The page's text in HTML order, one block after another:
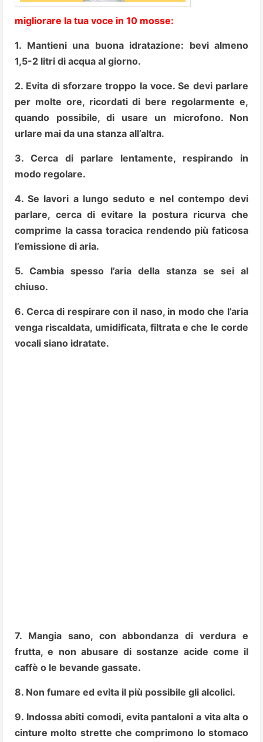
migliorare la tua voce in 10 mosse:
1. Mantieni una buona idratazione: bevi almeno
1,5-2 litri di acqua al giorno.
2. Evita di sforzare troppo la voce. Se devi parlare
per molte ore, ricordati di bere regolarmente e,
quando possibile, di usare un microfono. Non
urlare mai da una stanza all’altra.
3. Cerca di parlare lentamente, respirando in
modo regolare.
4. Se lavori a lungo seduto e nel contempo devi
parlare, cerca di evitare la postura ricurva che
comprime la cassa toracica rendendo più faticosa
l’emissione di aria.
5. Cambia spesso l’aria della stanza se sei al
chiuso.
6. Cerca di respirare con il naso, in modo che l’aria
venga riscaldata, umidificata, filtrata e che le corde
vocali siano idratate.
7. Mangia sano, con abbondanza di verdura e
frutta, e non abusare di sostanze acide come il
caffè o le bevande gassate.
8. Non fumare ed evita il più possibile gli alcolici.
9. Indossa abiti comodi, evita pantaloni a vita alta o
cinture molto strette che comprimono lo stomaco